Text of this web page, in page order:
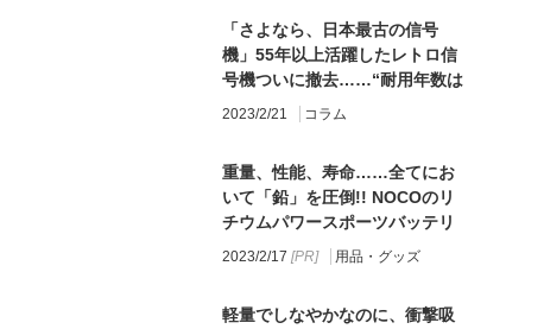
「さよなら、日本最古の信号
機」55年以上活躍したレトロ信
号機ついに撤去……“耐用年数は
約30年”なぜ長寿だった？
2023/2/21 コラム
重量、性能、寿命……全てにお
いて「鉛」を圧倒!! NOCOのリ
チウムパワースポーツバッテリ
ー
2023/2/17 用品・グッズ
軽量でしなやかなのに、衝撃吸